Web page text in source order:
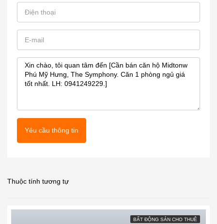
Yêu cầu thông tin
Thuộc tính tương tự
BẤT ĐỘNG SẢN CHO THUÊ